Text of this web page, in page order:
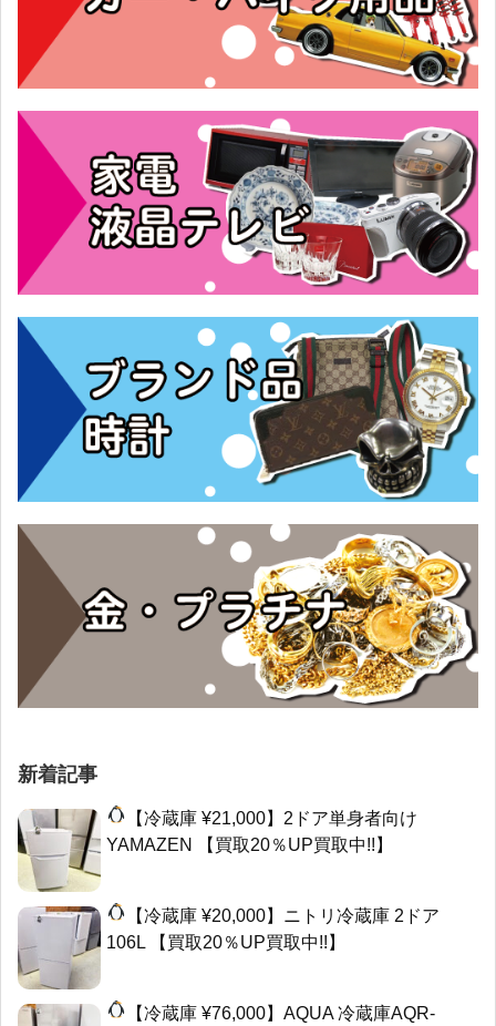
新着記事
【冷蔵庫 ¥21,000】2ドア単身者向け
YAMAZEN 【買取20％UP買取中!!】
【冷蔵庫 ¥20,000】ニトリ冷蔵庫 2ドア
106L 【買取20％UP買取中!!】
【冷蔵庫 ¥76,000】AQUA 冷蔵庫AQR-